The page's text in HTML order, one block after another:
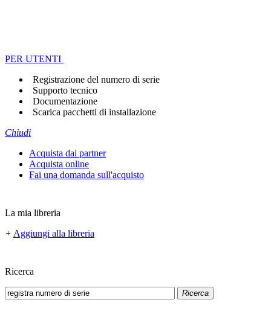
PER UTENTI
Registrazione del numero di serie
Supporto tecnico
Documentazione
Scarica pacchetti di installazione
Chiudi
Acquista dai partner
Acquista online
Fai una domanda sull'acquisto
La mia libreria
+ Aggiungi alla libreria
Ricerca
Ricerca